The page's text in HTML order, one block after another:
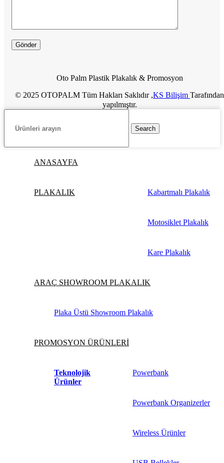
Oto Palm Plastik Plakalık & Promosyon
© 2025 OTOPALM Tüm Hakları Saklıdır ,KS Bilişim Tarafından
yapılmıştır.
Search
ANASAYFA
PLAKALIK Kabartmalı Plakalık
Motosiklet Plakalık
Kare Plakalık
ARAÇ SHOWROOM PLAKALIK
Plaka Üstü Showroom Plakalık
PROMOSYON ÜRÜNLERİ
Teknolojik
Ürünler
Powerbank
Powerbank Organizerler
Wireless Ürünler